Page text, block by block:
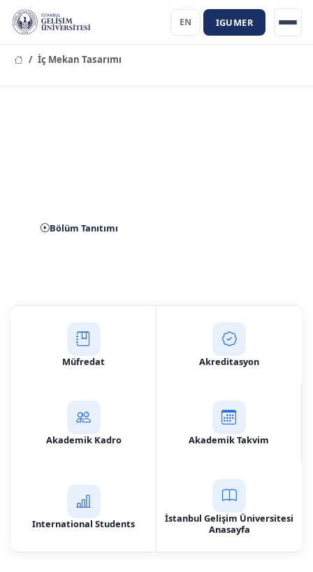
EN IGUMER
İç Mekan Tasarımı
Bölüm Tanıtımı
Müfredat Akreditasyon
Akademik Kadro Akademik Takvim
International Students
İstanbul Gelişim Üniversitesi
Anasayfa